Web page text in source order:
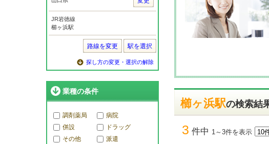
JR岩徳線
櫛ヶ浜駅
路線を変更 駅を選択
探し方の変更・選択の解除
業種の条件
調剤薬局
病院
併設
ドラッグ
その他
派遣
櫛ヶ浜駅の検索結
3 件中 1～3件を表示